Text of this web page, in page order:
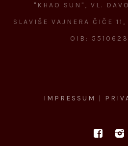
"KHAO SUN", VL.
SLAVIŠE VAJNERA ČIČE
OIB:
IMPRESSUM |